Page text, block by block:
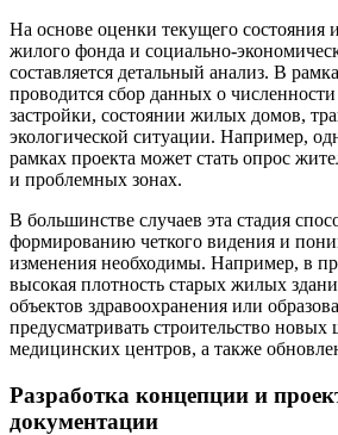
На основе оценки текущего состояния
жилого фонда и социально-
составляется детальный анализ. В
проводится сбор данных о
застройки, состоянии жилых домов,
экологической ситуации. Например,
рамках проекта может стать опрос
и проблемных зонах.
В большинстве случаев эта стадия
формированию четкого видения и
изменения необходимы. Например, в
высокая плотность старых жилых
объектов здравоохранения или
предусматривать строительство новых
медицинских центров, а также
Разработка концепции и
документации